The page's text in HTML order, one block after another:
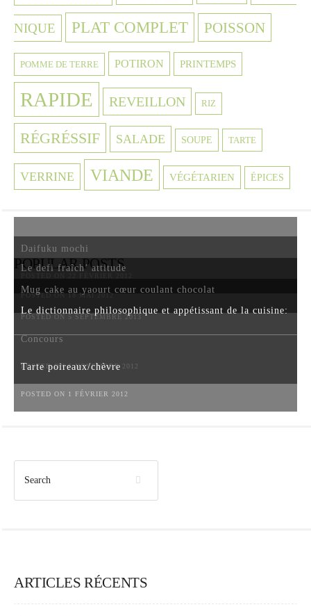
NIQUE PLAT COMPLET POISSON
POMME DE TERRE POTIRON PRINTEMPS
RAPIDE REVEILLON RIZ
RÉGRÉSSIF SALADE SOUPE TARTE
VERRINE VIANDE VÉGÉTARIEN ÉPICES
POPULAR POSTS
Daifuku mochi
Le defi fraîch’ attitude
POSTED ON 18 MAI 2012
Mug cake au yaourt cœur coulant chocolat
POSTED ON 5 SEPTEMBRE 2013
Le dictionnaire philosophique et appétissant de la cuisine:
Concours
POSTED ON 6 NOVEMBRE 2012
Tarte poireaux/chèvre
POSTED ON 1 FÉVRIER 2012
ARTICLES RÉCENTS